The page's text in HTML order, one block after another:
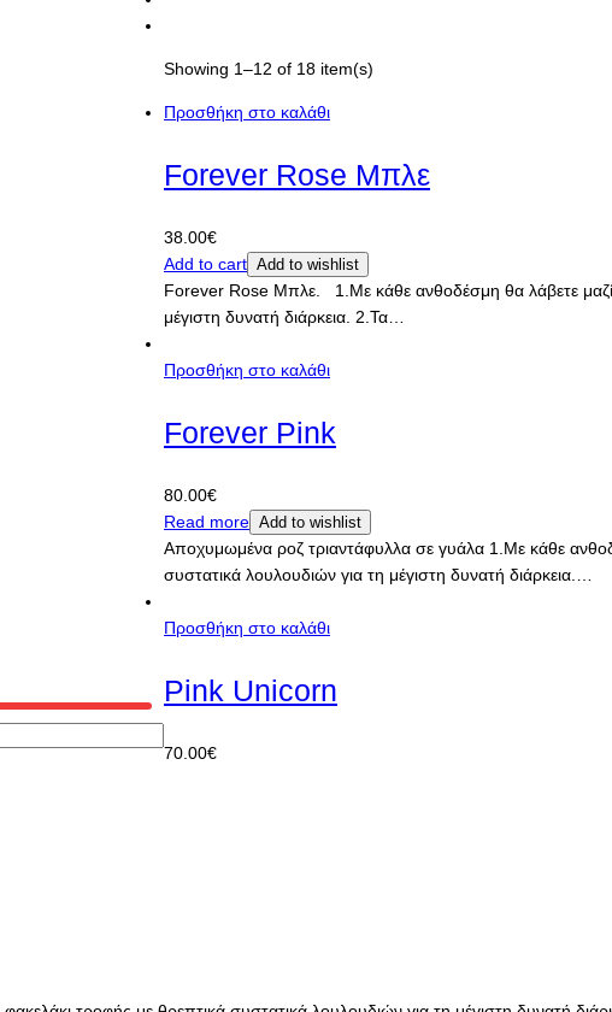
Showing 1–12 of 18 item(s)
Προσθήκη στο καλάθι
Forever Rose Μπλε
38.00€
Add to cart Add to wishlist
Forever Rose Μπλε. 1.Με κάθε ανθοδέσμη θα λάβετε μαζί
μέγιστη δυνατή διάρκεια. 2.Τα…
Προσθήκη στο καλάθι
Forever Pink
80.00€
Read more Add to wishlist
Αποχυμωμένα ροζ τριαντάφυλλα σε γυάλα 1.Με κάθε
συστατικά λουλουδιών για τη μέγιστη δυνατή διάρκεια.…
Προσθήκη στο καλάθι
Pink Unicorn
70.00€